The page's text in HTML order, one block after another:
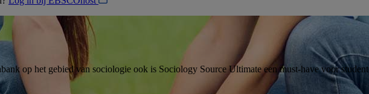
op het gebied van sociologie ook is Sociology Source Ultimate een must-have voor